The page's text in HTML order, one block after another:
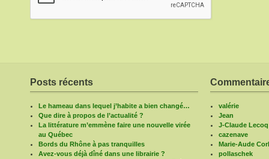
Posts récents
Le hameau dans lequel j’habite a bien changé…
Que dire à propos de l’actualité ?
La littérature m’emmène faire une nouvelle virée
au Québec
Bords du Rhône à pas tranquilles
Avez-vous déjà dîné dans une librairie ?
valérie
Jean
J-Claude Lecoq
cazenave
Marie-Aude
pollaschek